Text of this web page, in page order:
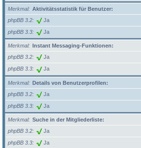
Merkmal
Aktivitätsstatistik für Benutzer:
phpBB 3.2
Ja
phpBB 3.3 Ja
Merkmal
Instant Messaging-Funktionen:
phpBB 3.2
Ja
phpBB 3.3 Ja
Merkmal
Details von Benutzerprofilen:
phpBB 3.2
Ja
phpBB 3.3 Ja
Merkmal
Suche in der Mitgliederliste:
phpBB 3.2
Ja
phpBB 3.3 Ja